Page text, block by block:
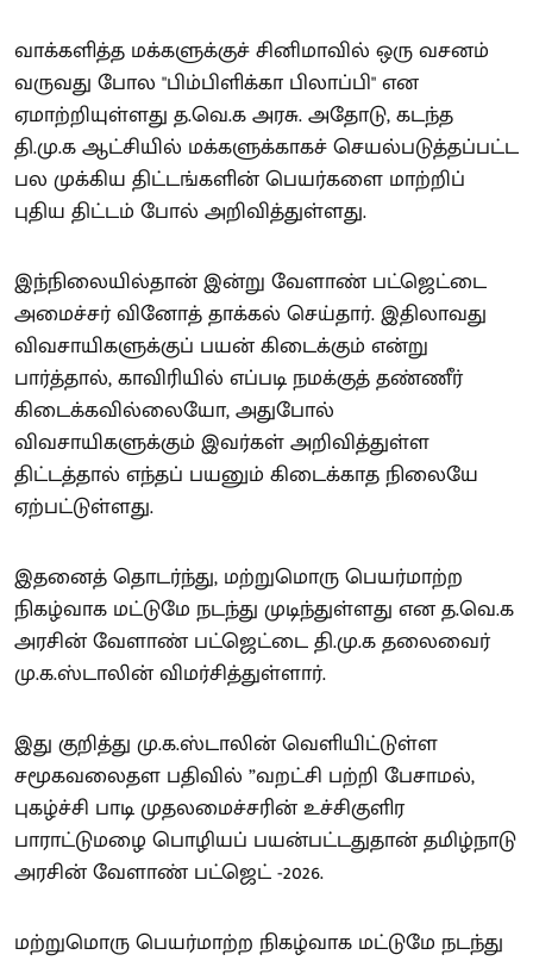
வாக்களித்த மக்களுக்குச் சினிமாவில் ஒரு வசனம்
வருவது போல "பிம்பிளிக்கா பிலாப்பி" என
ஏமாற்றியுள்ளது த.வெ.க அரசு. அதோடு, கடந்த
தி.மு.க ஆட்சியில் மக்களுக்காகச் செயல்படுத்தப்பட்ட
பல முக்கிய திட்டங்களின் பெயர்களை மாற்றிப்
புதிய திட்டம் போல் அறிவித்துள்ளது.
இந்நிலையில்தான் இன்று வேளாண் பட்ஜெட்டை
அமைச்சர் வினோத் தாக்கல் செய்தார். இதிலாவது
விவசாயிகளுக்குப் பயன் கிடைக்கும் என்று
பார்த்தால், காவிரியில் எப்படி நமக்குத் தண்ணீர்
கிடைக்கவில்லையோ, அதுபோல்
விவசாயிகளுக்கும் இவர்கள் அறிவித்துள்ள
திட்டத்தால் எந்தப் பயனும் கிடைக்காத நிலையே
ஏற்பட்டுள்ளது.
இதனைத் தொடர்ந்து, மற்றுமொரு பெயர்மாற்ற
நிகழ்வாக மட்டுமே நடந்து முடிந்துள்ளது என த.வெ.க
அரசின் வேளாண் பட்ஜெட்டை தி.மு.க தலைவைர்
மு.க.ஸ்டாலின் விமர்சித்துள்ளார்.
இது குறித்து மு.க.ஸ்டாலின் வெளியிட்டுள்ள
சமூகவலைதள பதிவில் ”வறட்சி பற்றி பேசாமல்,
புகழ்ச்சி பாடி முதலமைச்சரின் உச்சிகுளிர
பாராட்டுமழை பொழியப் பயன்பட்டதுதான் தமிழ்நாடு
அரசின் வேளாண் பட்ஜெட் -2026.
மற்றுமொரு பெயர்மாற்ற நிகழ்வாக மட்டுமே நடந்து